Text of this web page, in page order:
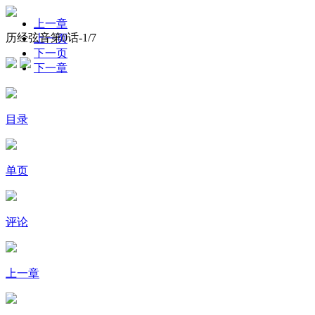
历经弦音第0话-1/7
上一章
上一页
下一页
下一章
目录
单页
评论
上一章